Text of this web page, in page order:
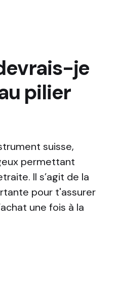
je
pilier
suisse,
permettant
Il s’agit de la
pour t'assurer
une fois à la